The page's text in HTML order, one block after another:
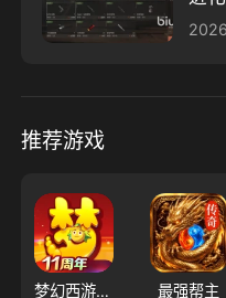
推荐游戏
梦幻西游（大陆服） 最强帮主